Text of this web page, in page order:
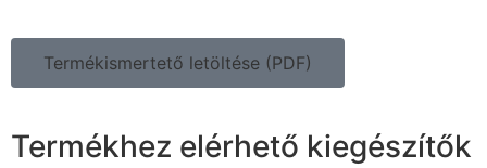
Termékismertető letöltése (PDF)
Termékhez elérhető kiegészítők